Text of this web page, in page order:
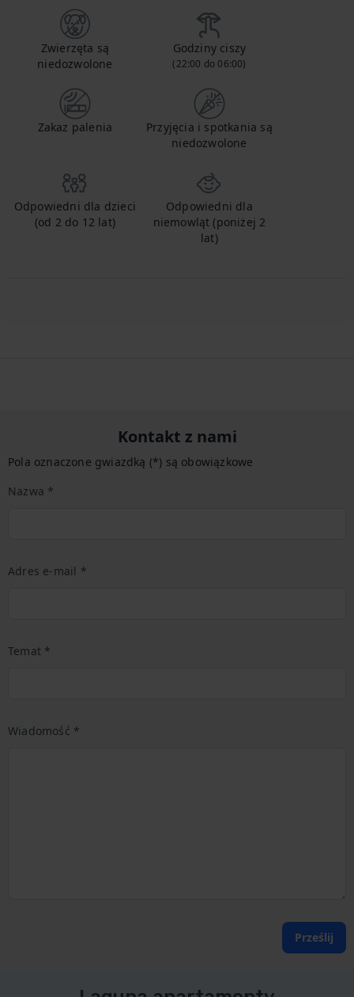
Zwierzęta są
niedozwolone
Godziny ciszy
(22:00 do 06:00)
Zakaz palenia
Przyjęcia i spotkania są
niedozwolone
Odpowiedni dla dzieci
(od 2 do 12 lat)
Odpowiedni dla
niemowląt (poniżej 2
lat)
Kontakt z nami
Pola oznaczone gwiazdką (*) są obowiązkowe
Nazwa *
Adres e-mail *
Temat *
Wiadomość *
Prześlij